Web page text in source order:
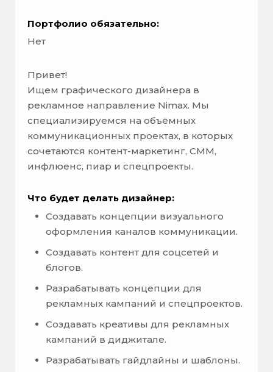
Портфолио обязательно:
Нет
Привет!
Ищем графического дизайнера в
рекламное направление Nimax. Мы
специализируемся на объёмных
коммуникационных проектах, в которых
сочетаются контент-маркетинг, СММ,
инфлюенс, пиар и спецпроекты.
Что будет делать дизайнер:
Создавать концепции визуального
оформления каналов коммуникации.
Создавать контент для соцсетей и
блогов.
Разрабатывать концепции для
рекламных кампаний и спецпроектов.
Создавать креативы для рекламных
кампаний в диджитале.
Разрабатывать гайдлайны и шаблоны.